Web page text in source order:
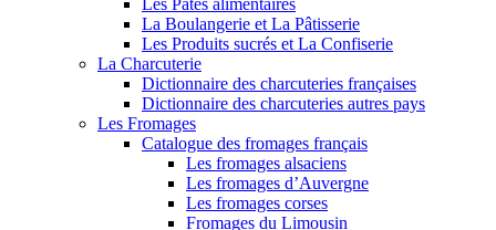
Les Pâtes alimentaires
La Boulangerie et La Pâtisserie
Les Produits sucrés et La Confiserie
La Charcuterie
Dictionnaire des charcuteries françaises
Dictionnaire des charcuteries autres pays
Les Fromages
Catalogue des fromages français
Les fromages alsaciens
Les fromages d’Auvergne
Les fromages corses
Fromages du Limousin